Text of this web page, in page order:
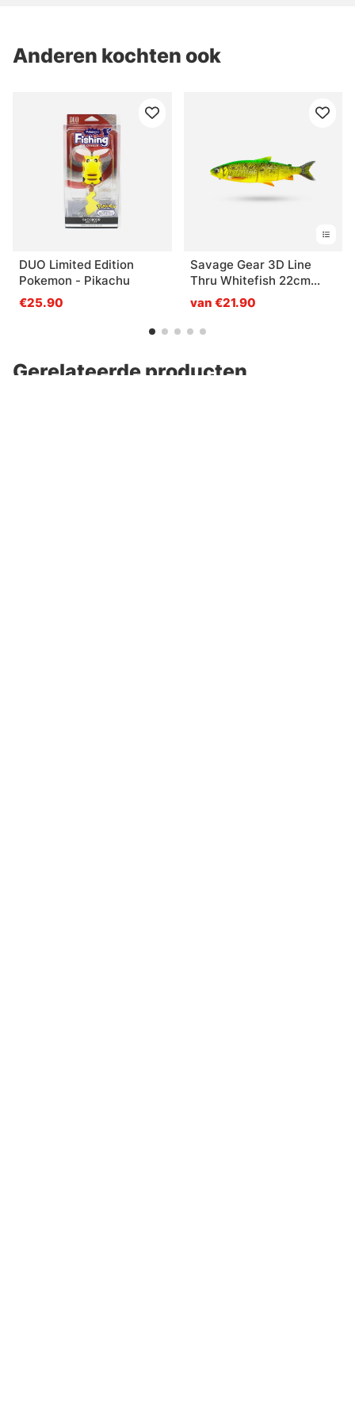
Anderen kochten ook
DUO Limited Edition
Pokemon - Pikachu
€25.90
Savage Gear 3D Line
Thru Whitefish 22cm
107g MS - Fire Whitefish
van €21.90
Gerelateerde producten